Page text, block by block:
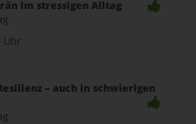
im stressigen Alltag
Uhr
– auch in schwierigen